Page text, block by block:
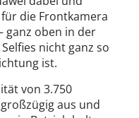
die Frontkamera
ganz oben in der
nicht ganz so
ist.
von 3.750
aus und